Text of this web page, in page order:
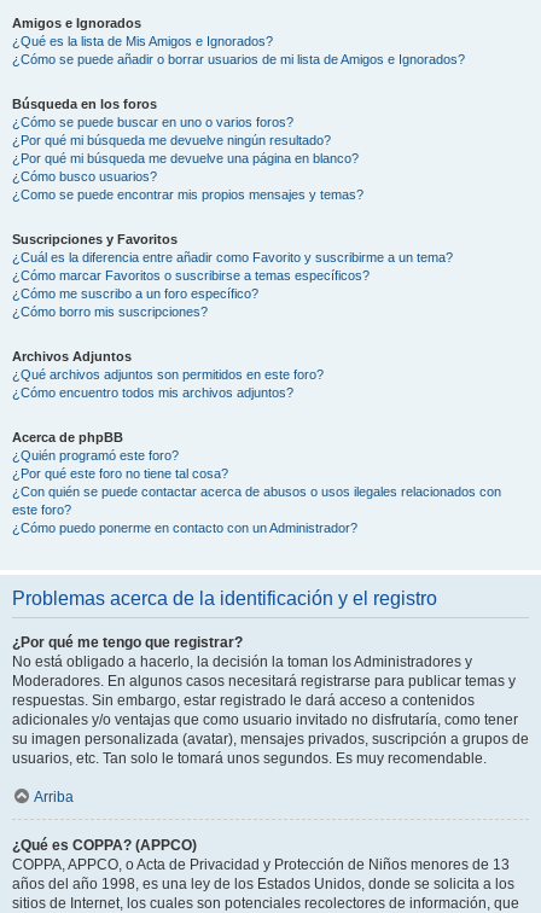
Amigos e Ignorados
¿Qué es la lista de Mis Amigos e Ignorados?
¿Cómo se puede añadir o borrar usuarios de mi lista de Amigos e Ignorados?
Búsqueda en los foros
¿Cómo se puede buscar en uno o varios foros?
¿Por qué mi búsqueda me devuelve ningún resultado?
¿Por qué mi búsqueda me devuelve una página en blanco?
¿Cómo busco usuarios?
¿Como se puede encontrar mis propios mensajes y temas?
Suscripciones y Favoritos
¿Cuál es la diferencia entre añadir como Favorito y suscribirme a un tema?
¿Cómo marcar Favoritos o suscribirse a temas específicos?
¿Cómo me suscribo a un foro específico?
¿Cómo borro mis suscripciones?
Archivos Adjuntos
¿Qué archivos adjuntos son permitidos en este foro?
¿Cómo encuentro todos mis archivos adjuntos?
Acerca de phpBB
¿Quién programó este foro?
¿Por qué este foro no tiene tal cosa?
¿Con quién se puede contactar acerca de abusos o usos ilegales relacionados con
este foro?
¿Cómo puedo ponerme en contacto con un Administrador?
Problemas acerca de la identificación y el registro
¿Por qué me tengo que registrar?
No está obligado a hacerlo, la decisión la toman los Administradores y
Moderadores. En algunos casos necesitará registrarse para publicar temas y
respuestas. Sin embargo, estar registrado le dará acceso a contenidos
adicionales y/o ventajas que como usuario invitado no disfrutaría, como tener
su imagen personalizada (avatar), mensajes privados, suscripción a grupos de
usuarios, etc. Tan solo le tomará unos segundos. Es muy recomendable.
Arriba
¿Qué es COPPA? (APPCO)
COPPA, APPCO, o Acta de Privacidad y Protección de Niños menores de 13
años del año 1998, es una ley de los Estados Unidos, donde se solicita a los
sitios de Internet, los cuales son potenciales recolectores de información, que